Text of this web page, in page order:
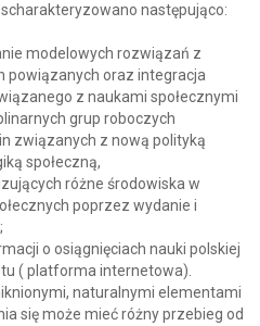
następująco:
modelowych rozwiązań z
powiązanych oraz integracja
z naukami społecznymi
grup roboczych
związanych z nową polityką
społeczną,
różne środowiska w
poprzez wydanie i
o osiągnięciach nauki polskiej
( platforma internetowa).
naturalnymi elementami
się może mieć różny przebieg od